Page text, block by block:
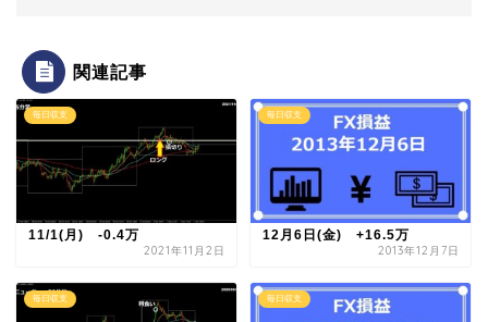
関連記事
毎日収支
11/1(月) -0.4万
2021年11月2日
毎日収支
12月6日(金) +16.5万
2013年12月7日
毎日収支 毎日収支